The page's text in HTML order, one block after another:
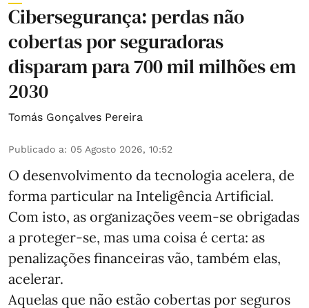
Cibersegurança: perdas não
cobertas por seguradoras
disparam para 700 mil milhões em
2030
Tomás Gonçalves Pereira
Publicado a: 05 Agosto 2026, 10:52
O desenvolvimento da tecnologia acelera, de
forma particular na Inteligência Artificial.
Com isto, as organizações veem-se obrigadas
a proteger-se, mas uma coisa é certa: as
penalizações financeiras vão, também elas,
acelerar.
Aquelas que não estão cobertas por seguros